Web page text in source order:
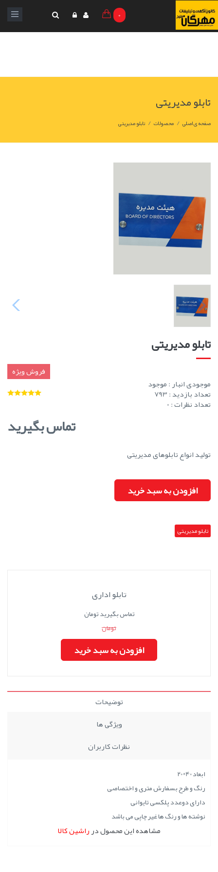
0
تابلو مدیریتی
صفحه ی اصلی / محصولات /تابلو مدیریتی
تابلو مدیریتی
فروش ویژه
موجودی انبار :موجود
تعداد بازدید : 793
تعداد نظرات : 0
تماس بگیرید
تولید انواع تابلوهای مدیریتی
افزودن به سبد خرید
تابلو مدیریتی
تابلو اداری
تماس بگیرید تومان
تومان
افزودن به سبد خرید
توضیحات
ویژگی ها
نظرات کاربران
ابعاد 40*20
رنگ و طرح بسفارش متری و اختصاصی
دارای دوعدد پلکسی تایوانی
نوشته ها و رنگ ها غیر چاپی می باشد
مشاهده این محصول درراشین کالا